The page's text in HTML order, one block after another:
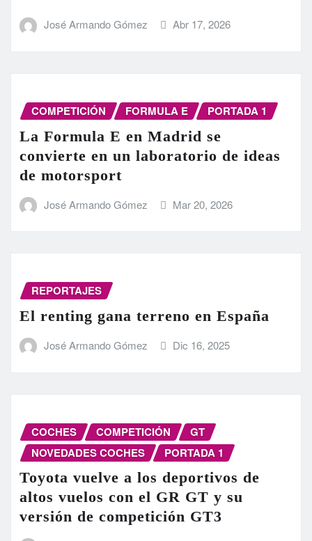
José Armando Gómez Abr 17, 2026
COMPETICIÓN FORMULA E PORTADA 1
La Formula E en Madrid se
convierte en un laboratorio de ideas
de motorsport
José Armando Gómez Mar 20, 2026
REPORTAJES
El renting gana terreno en España
José Armando Gómez Dic 16, 2025
COCHES COMPETICIÓN
GT
NOVEDADES COCHES
PORTADA 1
Toyota vuelve a los deportivos de
altos vuelos con el GR GT y su
versión de competición GT3